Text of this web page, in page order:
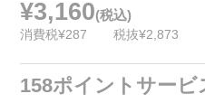
¥3,160(税込)
消費税¥287 税抜¥2,873
158ポイントサービ